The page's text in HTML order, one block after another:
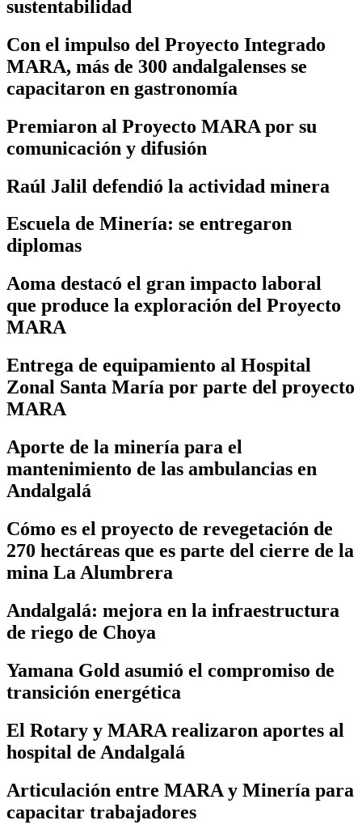
sustentabilidad
Con el impulso del Proyecto Integrado
MARA, más de 300 andalgalenses se
capacitaron en gastronomía
Premiaron al Proyecto MARA por su
comunicación y difusión
Raúl Jalil defendió la actividad minera
Escuela de Minería: se entregaron
diplomas
Aoma destacó el gran impacto laboral
que produce la exploración del Proyecto
MARA
Entrega de equipamiento al Hospital
Zonal Santa María por parte del proyecto
MARA
Aporte de la minería para el
mantenimiento de las ambulancias en
Andalgalá
Cómo es el proyecto de revegetación de
270 hectáreas que es parte del cierre de la
mina La Alumbrera
Andalgalá: mejora en la infraestructura
de riego de Choya
Yamana Gold asumió el compromiso de
transición energética
El Rotary y MARA realizaron aportes al
hospital de Andalgalá
Articulación entre MARA y Minería para
capacitar trabajadores